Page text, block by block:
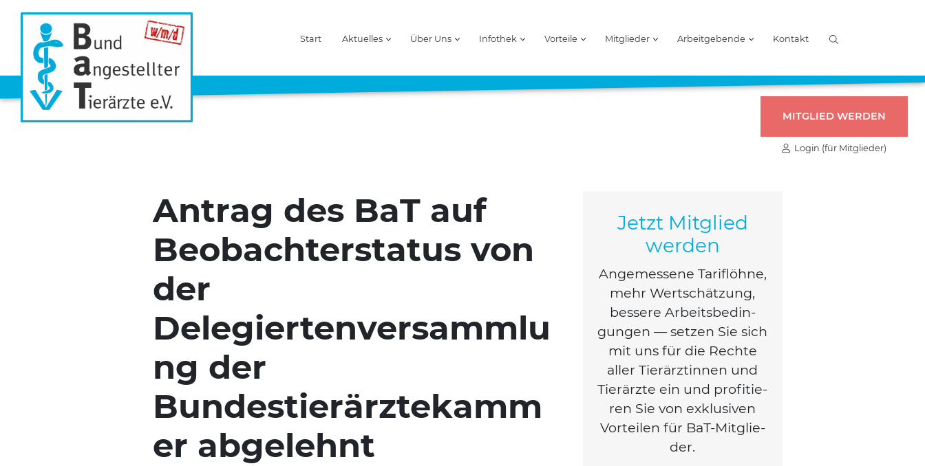
Start Aktuelles Über Uns Infothek Vorteile Mitglieder Arbeitgebende Kontakt
MITGLIED WERDEN
Login (für Mitglieder)
Antrag des BaT auf
Beobachterstatus von
der
Delegiertenversammlu
ng der
Bundestierärztekamm
er abgelehnt
Jetzt Mitglied
werden
Ange­mes­se­ne Tarif­löh­ne,
mehr Wert­schät­zung,
bes­se­re Arbeits­be­din­
gun­gen — set­zen Sie sich
mit uns für die Rech­te
aller Tier­ärz­tin­nen und
Tier­ärz­te ein und pro­fi­tie­
ren Sie von exklu­si­ven
Vor­tei­len für BaT-Mit­glie­
der.